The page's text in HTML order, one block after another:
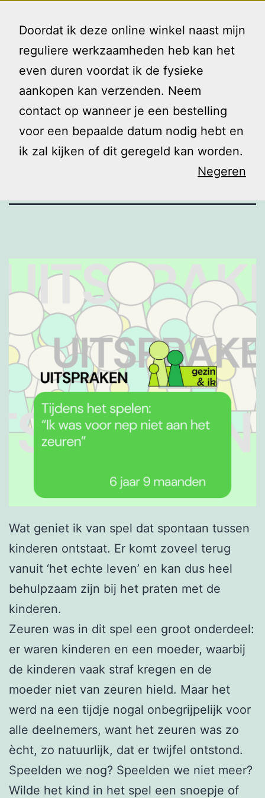
Doordat ik deze online winkel naast mijn
reguliere werkzaamheden heb kan het
even duren voordat ik de fysieke
aankopen kan verzenden. Neem
contact op wanneer je een bestelling
voor een bepaalde datum nodig hebt en
ik zal kijken of dit geregeld kan worden.
Negeren
naar
inhoud
Gezin
Verwarrende
taal
Wat geniet ik van spel dat spontaan tussen
kinderen ontstaat. Er komt zoveel terug
vanuit ‘het echte leven’ en kan dus heel
behulpzaam zijn bij het praten met de
kinderen.
Zeuren was in dit spel een groot onderdeel:
er waren kinderen en een moeder, waarbij
de kinderen vaak straf kregen en de
moeder niet van zeuren hield. Maar het
werd na een tijdje nogal onbegrijpelijk voor
alle deelnemers, want het zeuren was zo
ècht, zo natuurlijk, dat er twijfel ontstond.
Speelden we nog? Speelden we niet meer?
Wilde het kind in het spel een snoepje of